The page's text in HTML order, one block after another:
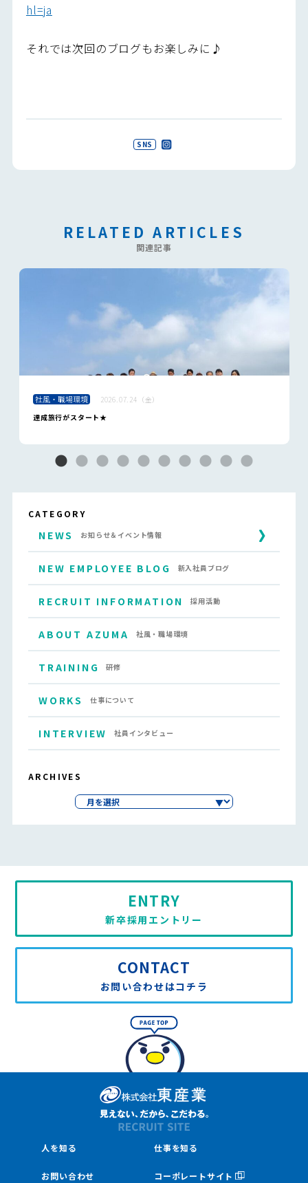
hl=ja
それでは次回のブログもお楽しみに♪
SNS
CATEGORY
NEWS お知らせ＆イベント情報
NEW EMPLOYEE BLOG 新入社員ブログ
RECRUIT INFORMATION 採用活動
ABOUT AZUMA 社風・職場環境
TRAINING 研修
WORKS 仕事について
INTERVIEW 社員インタビュー
ARCHIVES
RELATED ARTICLES
関連記事
社風・職場環境
2026.07.24（金）
達成旅行がスタート★
CONTACT
お問い合わせはコチラ
ENTRY
新卒採用エントリー
人を知る 仕事を知る
お問い合わせ コーポレートサイト